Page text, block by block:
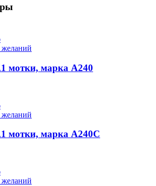
желаний
мотки, марка А240
желаний
мотки, марка А240С
желаний